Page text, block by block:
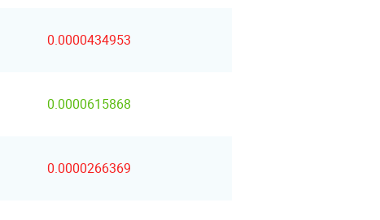
0.0000434953
0.0000615868
0.0000266369